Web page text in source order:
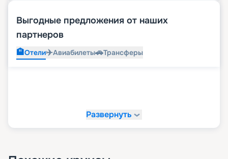
Выгодные предложения от наших
партнеров
🏨Отели✈️Авиабилеты🚗Трансферы
Развернуть